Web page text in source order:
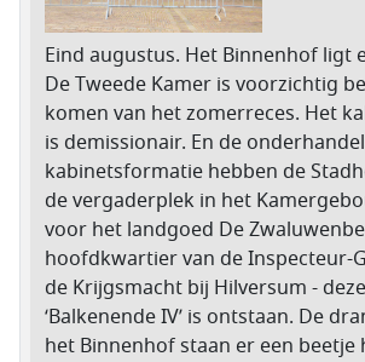
Eind augustus. Het Binnenhof ligt
De Tweede Kamer is voorzichtig
komen van het zomerreces. Het
is demissionair. En de
kabinetsformatie hebben de
de vergaderplek in het
voor het landgoed De
hoofdkwartier van de Inspecteur-
de Krijgsmacht bij Hilversum -
‘Balkenende IV’ is ontstaan. De
het Binnenhof staan er een beetje